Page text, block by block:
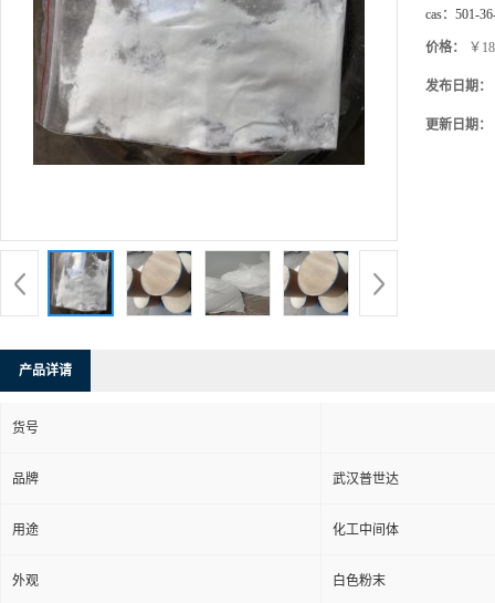
cas： 501-
价格： ￥
发布日期：
更新日期：
产品详请
货号
品牌 武汉普世达
用途 化工中间体
外观 白色粉末